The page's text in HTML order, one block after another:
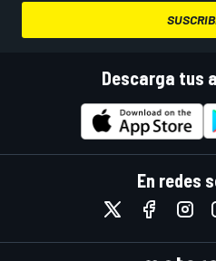
Descarga tus
En redes